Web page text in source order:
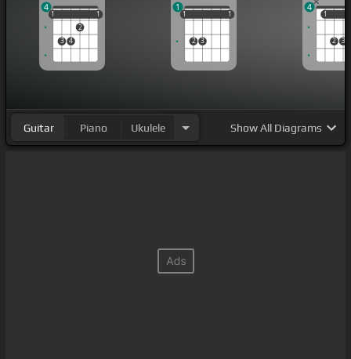
1
3 4
2
1
1 1
4
1
2 3
1
1 1
1
1
2 3
1
4
Guitar Piano Ukulele ShowAll Diagrams